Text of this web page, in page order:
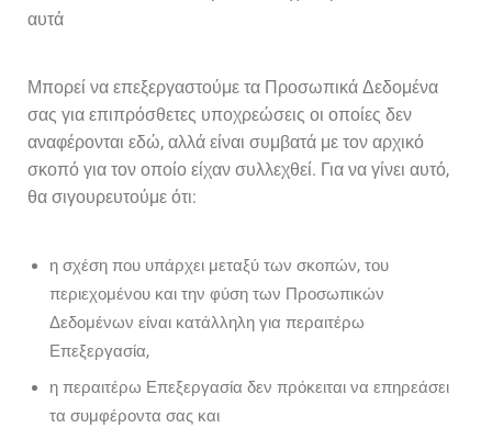
αυτά
Μπορεί να επεξεργαστούμε τα Προσωπικά Δεδομένα
σας για επιπρόσθετες υποχρεώσεις οι οποίες δεν
αναφέρονται εδώ, αλλά είναι συμβατά με τον αρχικό
σκοπό για τον οποίο είχαν συλλεχθεί. Για να γίνει αυτό,
θα σιγουρευτούμε ότι:
η σχέση που υπάρχει μεταξύ των σκοπών, του
περιεχομένου και την φύση των Προσωπικών
Δεδομένων είναι κατάλληλη για περαιτέρω
Επεξεργασία,
η περαιτέρω Επεξεργασία δεν πρόκειται να επηρεάσει
τα συμφέροντα σας και